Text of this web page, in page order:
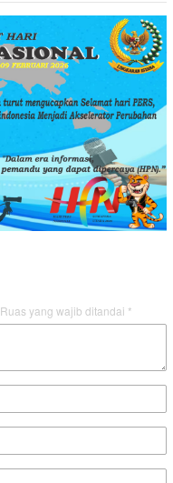
Ruas yang wajib ditandai *